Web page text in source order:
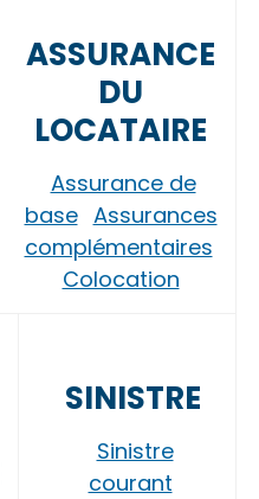
ASSURANCE
DU
LOCATAIRE
Assurance de
base Assurances
complémentaires
Colocation
SINISTRE
Sinistre
courant